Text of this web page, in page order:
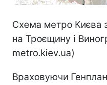
Схема метро Києва
на Троєщину і
metro.kiev.ua)
Враховуючи